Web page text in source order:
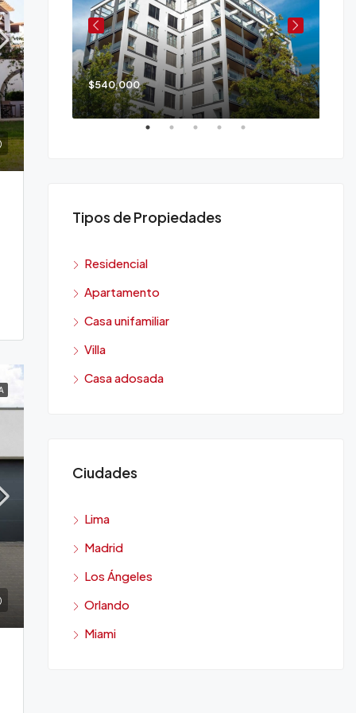
$540,000
Tipos de Propiedades
Residencial
Apartamento
Casa unifamiliar
Villa
Casa adosada
Ciudades
Lima
Madrid
Los Ángeles
Orlando
Miami